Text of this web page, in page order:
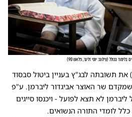
בלימוד בכולל (צילום: יוסי זליגר, פלאש 90 )
תשובתה לבג"ץ בעניין ביטול סבסוד
שמקדם שר האוצר אביגדור ליברמן. ע"פ
לא תצא לפועל - ויכנסו סייגים
כלל לומדי התורה הנשואים.